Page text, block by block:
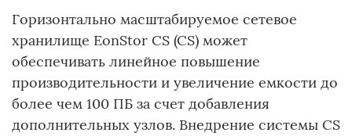
Горизонтально масштабируемое сетевое
хранилище EonStor CS (CS) может
обеспечивать линейное повышение
производительности и увеличение емкости до
более чем 100 ПБ за счет добавления
дополнительных узлов. Внедрение системы CS